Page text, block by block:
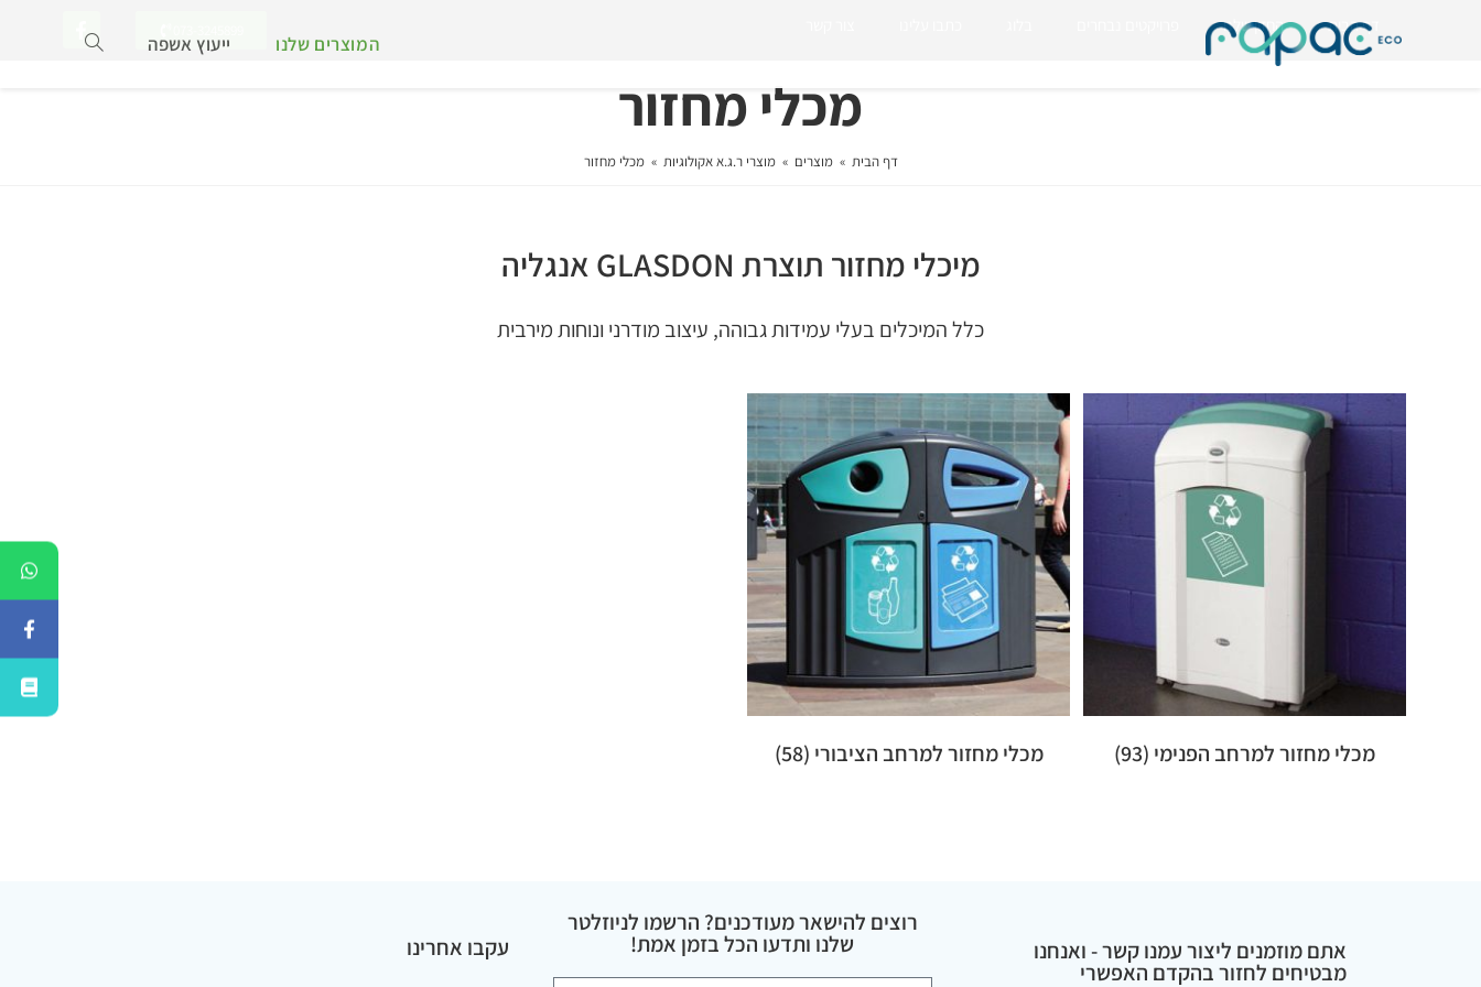
דף הבית החזון שלנו
המוצרים שלנו ייעוץ אשפה
מכלי מחזור
דף הבית » מוצרים » מוצרי ר.ג.א אקולוגיות » מכלי מחזור
מיכלי מחזור תוצרת GLASDON אנגליה
כלל המיכלים בעלי עמידות גבוהה, עיצוב מודרני ונוחות מירבית
מכלי מחזור למרחב הפנימי (93) מכלי מחזור למרחב הציבורי (58)
אתם מוזמנים ליצור עמנו קשר - ואנחנו
מבטיחים לחזור בהקדם האפשרי
רוצים להישאר מעודכנים? הרשמו לניוזלטר
שלנו ותדעו הכל בזמן אמת! עקבו אחרינו